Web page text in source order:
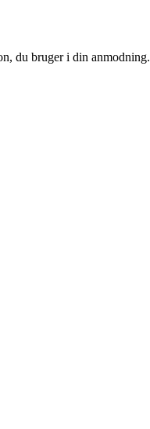
du bruger i din anmodning.